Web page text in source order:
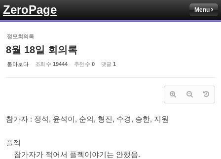
ZeroPage Menu
정모회의록
8월 18일 회의록
톱아보다 조회 수 19444 추천 수 0 댓글 1
참가자 : 정석, 윤석이, 순의, 형진, 수경, 승한, 지원
플젝
참가자가 적어서 플젝이야기는 안했음.
Sketchbook5, 스케치북5
Sketchbook5, 스케치북5